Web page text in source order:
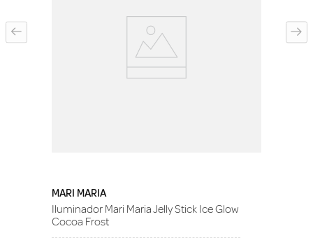
MARI MARIA
Iluminador Mari Maria Jelly Stick Ice Glow
Cocoa Frost